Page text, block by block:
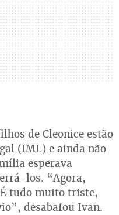
de Cleonice estão
(IML) e ainda não
esperava
los. “Agora,
tudo muito triste,
desabafou Ivan.